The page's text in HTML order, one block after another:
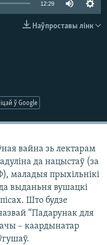
12:29
Наўпроставы лінк
ў Google
вайна зь лектарам
да нацыстаў (за
маладыя прыхільнікі
выданьня вушацкі
Што будзе
“Падарунак для
– каардынатар